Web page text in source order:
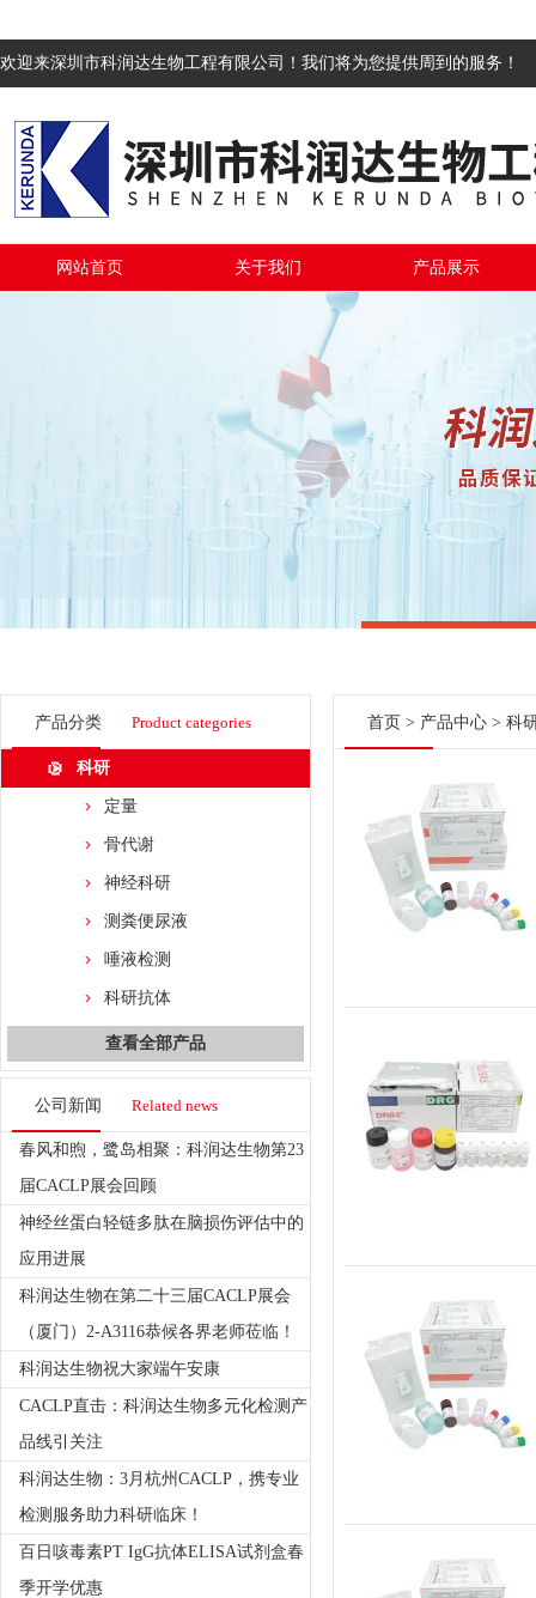
欢迎来深圳市科润达生物工程有限公司！我们将为您提供周到的服务！
网站首页 关于我们 产品展示
产品分类 Product categories
科研
定量
骨代谢
神经科研
测粪便尿液
唾液检测
科研抗体
查看全部产品
公司新闻 Related news
春风和煦，鹭岛相聚：科润达生物第23
届CACLP展会回顾
神经丝蛋白轻链多肽在脑损伤评估中的
应用进展
科润达生物在第二十三届CACLP展会
（厦门）2-A3116恭候各界老师莅临！
科润达生物祝大家端午安康
CACLP直击：科润达生物多元化检测产
品线引关注
科润达生物：3月杭州CACLP，携专业
检测服务助力科研临床！
百日咳毒素PT IgG抗体ELISA试剂盒春
季开学优惠
首页 > 产品中心 > 科